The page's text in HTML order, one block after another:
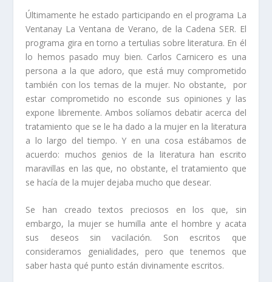
Últimamente he estado participando en el programa La
Ventanay La Ventana de Verano, de la Cadena SER. El
programa gira en torno a tertulias sobre literatura. En él
lo hemos pasado muy bien. Carlos Carnicero es una
persona a la que adoro, que está muy comprometido
también con los temas de la mujer. No obstante,
por
estar comprometido no esconde sus opiniones y las
expone libremente. Ambos solíamos debatir acerca del
tratamiento que se le ha dado a la mujer en la literatura
a lo largo del tiempo. Y en una cosa estábamos de
acuerdo: muchos genios de la literatura han escrito
maravillas en las que, no obstante, el tratamiento que
se hacía de la mujer dejaba mucho que desear.
Se han creado textos preciosos en los que, sin
embargo, la mujer se humilla ante el hombre y acata
sus deseos sin vacilación. Son escritos que
consideramos genialidades, pero que tenemos que
saber hasta qué punto están divinamente escritos.